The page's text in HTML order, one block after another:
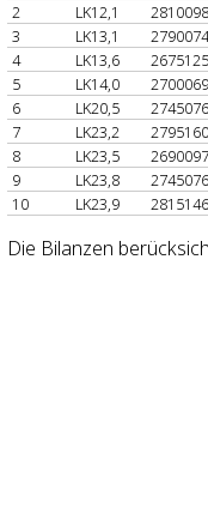
2
LK12,1
3
LK13,1
4
LK13,6
5
LK14,0
6
LK20,5
7
LK23,2
8
LK23,5
9
LK23,8
10
LK23,9
Die Bilanzen